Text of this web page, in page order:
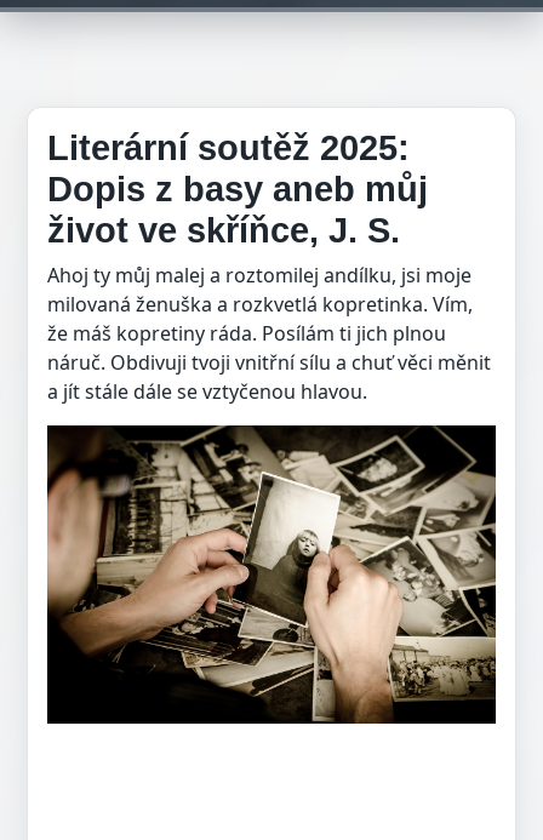
Literární soutěž 2025:
Dopis z basy aneb můj
život ve skříňce, J. S.
Ahoj ty můj malej a roztomilej andílku, jsi moje
milovaná ženuška a rozkvetlá kopretinka. Vím,
že máš kopretiny ráda. Posílám ti jich plnou
náruč. Obdivuji tvoji vnitřní sílu a chuť věci měnit
a jít stále dále se vztyčenou hlavou.